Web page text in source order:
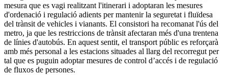
mesura que es vagi realitzant l'itinerari i adoptaran les mesures
d'ordenació i regulació adients per mantenir la seguretat i fluïdesa
del trànsit de vehicles i vianants. El consistori ha recomanat l'ús del
metro, ja que les restriccions de trànsit afectaran més d'una trentena
de línies d'autobús. En aquest sentit, el transport públic es reforçarà
amb més personal a les estacions situades al llarg del recorregut per
tal que es puguin adoptar mesures de control d’accés i de regulació
de fluxos de persones.